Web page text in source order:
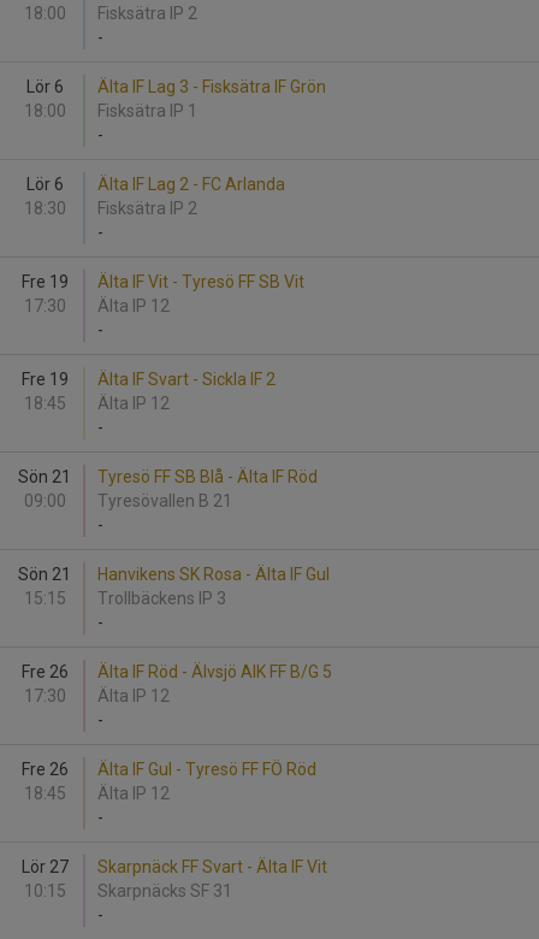
18:00
Fisksätra IP 2
-
Lör 6
18:00
Älta IF Lag 3 - Fisksätra IF Grön
Fisksätra IP 1
-
Lör 6
18:30
Älta IF Lag 2 - FC Arlanda
Fisksätra IP 2
-
Fre 19
17:30
Älta IF Vit - Tyresö FF SB Vit
Älta IP 12
-
Fre 19
18:45
Älta IF Svart - Sickla IF 2
Älta IP 12
-
Sön 21
09:00
Tyresö FF SB Blå - Älta IF Röd
Tyresövallen B 21
-
Sön 21
15:15
Hanvikens SK Rosa - Älta IF Gul
Trollbäckens IP 3
-
Fre 26
17:30
Älta IF Röd - Älvsjö AIK FF B/G 5
Älta IP 12
-
Fre 26
18:45
Älta IF Gul - Tyresö FF FÖ Röd
Älta IP 12
-
Lör 27
10:15
Skarpnäck FF Svart - Älta IF Vit
Skarpnäcks SF 31
-